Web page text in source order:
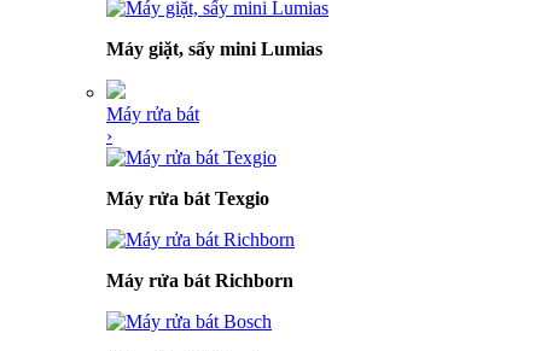
Máy giặt, sấy mini Lumias
Máy rửa bát
›
Máy rửa bát Texgio
Máy rửa bát Richborn